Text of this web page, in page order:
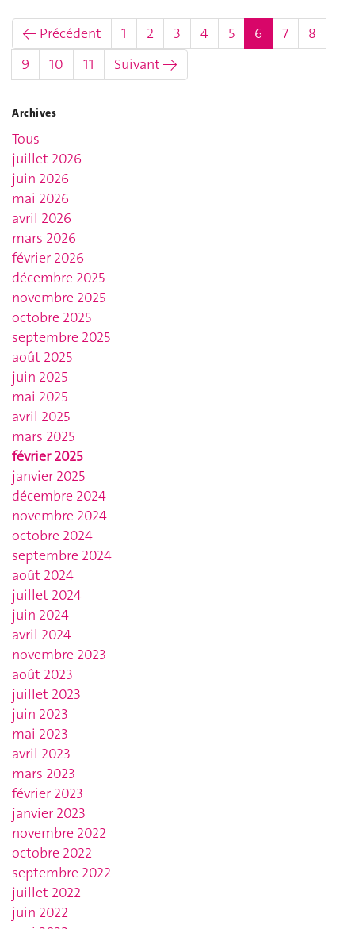
← Précédent 1 2 3 4 5 6 (actuel)
7
8
9
10 11 Suivant →
Archives
Tous
juillet 2026
juin 2026
mai 2026
avril 2026
mars 2026
février 2026
décembre 2025
novembre 2025
octobre 2025
septembre 2025
août 2025
juin 2025
mai 2025
avril 2025
mars 2025
février 2025
janvier 2025
décembre 2024
novembre 2024
octobre 2024
septembre 2024
août 2024
juillet 2024
juin 2024
avril 2024
novembre 2023
août 2023
juillet 2023
juin 2023
mai 2023
avril 2023
mars 2023
février 2023
janvier 2023
novembre 2022
octobre 2022
septembre 2022
juillet 2022
juin 2022